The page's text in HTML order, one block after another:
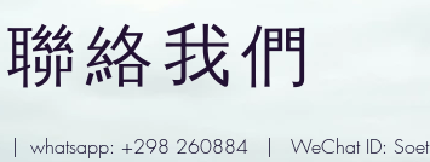
​聯絡我們
| whatsapp: +298 260884 | WeChat ID: